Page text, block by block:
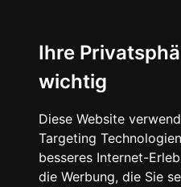
Ihre
wichtig
Diese Website
Targeting
besseres Internet-
die Werbung, die Sie